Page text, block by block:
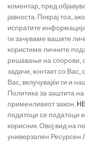
коментар, пред
јавноста. Покрај тоа,
испратите
ги зачуваме вашите
користиме личните
решавање на спорови,
задачи, контакт со
Вас, вклучувајќи ги и
Политика за заштита
применливиот закон.
податоци се податоци
корисник. Овој вид на
универзален Ресурсен